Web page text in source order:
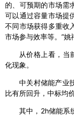
的、可预期的市场需
可以通过容量市场提
不同市场获得多重收
市场参与效率等。”姚
从价格上看，当
化现象。
中关村储能产业
比有所回升，中标均
其中，2h储能系